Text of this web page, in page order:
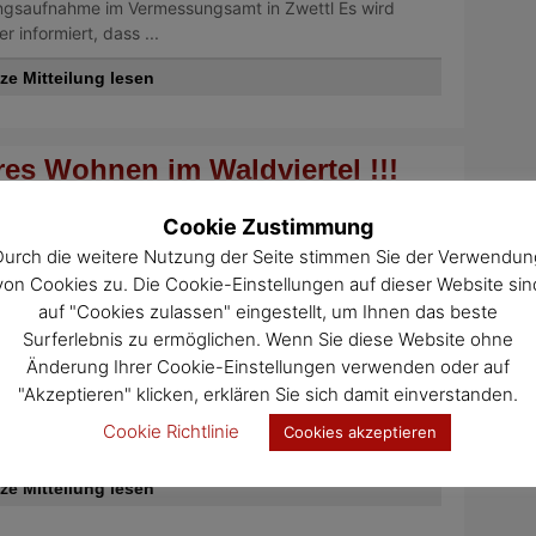
im Vermessungsamt in Zwettl Es wird
informiert, dass ...
Mitteilung lesen
Wohnen im Waldviertel !!!
Wohnen_WKL-Eigentümerbrief09.03.2021 ...
Mitteilung lesen
für Nachbarschaftshilfe Plus
Nachbarschaftshilfe Plus PresseinfoFebruar 2021 ...
Mitteilung lesen
Cookie Zustimmung
die weitere Nutzung der Seite stimmen Sie der
Cookies zu. Die Cookie-Einstellungen auf dieser Website
auf "Cookies zulassen" eingestellt, um Ihnen das beste
Surferlebnis zu ermöglichen. Wenn Sie diese Website ohne
Änderung Ihrer Cookie-Einstellungen verwenden oder auf
"Akzeptieren" klicken, erklären Sie sich damit einverstanden.
Cookie Richtlinie
Cookies akzeptieren